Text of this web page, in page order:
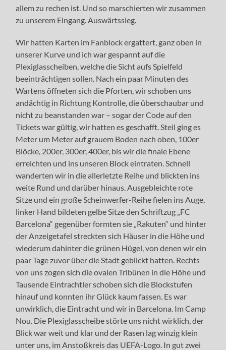
allem zu rechen ist. Und so marschierten wir zusammen
zu unserem Eingang. Auswärtssieg.
Wir hatten Karten im Fanblock ergattert, ganz oben in
unserer Kurve und ich war gespannt auf die
Plexiglasscheiben, welche die Sicht aufs Spielfeld
beeinträchtigen sollen. Nach ein paar Minuten des
Wartens öffneten sich die Pforten, wir schoben uns
andächtig in Richtung Kontrolle, die überschaubar und
nicht zu beanstanden war – sogar der Code auf den
Tickets war gültig, wir hatten es geschafft. Steil ging es
Meter um Meter auf grauem Boden nach oben, 100er
Blöcke, 200er, 300er, 400er, bis wir die finale Ebene
erreichten und ins unseren Block eintraten. Schnell
wanderten wir in die allerletzte Reihe und blickten ins
weite Rund und darüber hinaus. Ausgebleichte rote
Sitze und ein große Scheinwerfer-Reihe fielen ins Auge,
linker Hand bildeten gelbe Sitze den Schriftzug „FC
Barcelona“ gegenüber formten sie „Rakuten“ und hinter
der Anzeigetafel streckten sich Häuser in die Höhe und
wiederum dahinter die grünen Hügel, von denen wir ein
paar Tage zuvor über die Stadt geblickt hatten. Rechts
von uns zogen sich die ovalen Tribünen in die Höhe und
Tausende Eintrachtler schoben sich die Blockstufen
hinauf und konnten ihr Glück kaum fassen. Es war
unwirklich, die Eintracht und wir in Barcelona. Im Camp
Nou. Die Plexiglasscheibe störte uns nicht wirklich, der
Blick war weit und klar und der Rasen lag winzig klein
unter uns, im Anstoßkreis das UEFA-Logo. In gut zwei